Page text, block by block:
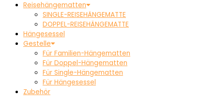
Reisehängematten
SINGLE-REISEHÄNGEMATTE
DOPPEL-REISEHÄNGEMATTE
Hängesessel
Gestelle
Für Familien-Hängematten
Für Doppel-Hängematten
Für Single-Hängematten
Für Hängesessel
Zubehör